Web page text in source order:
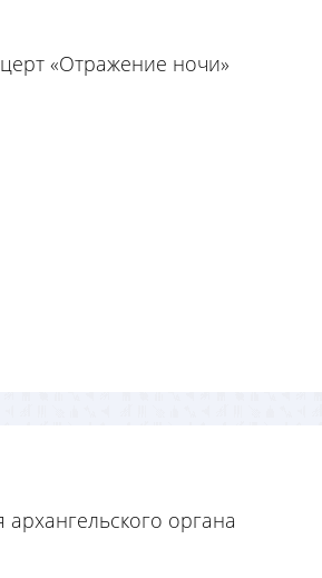
«Отражение ночи»
органа